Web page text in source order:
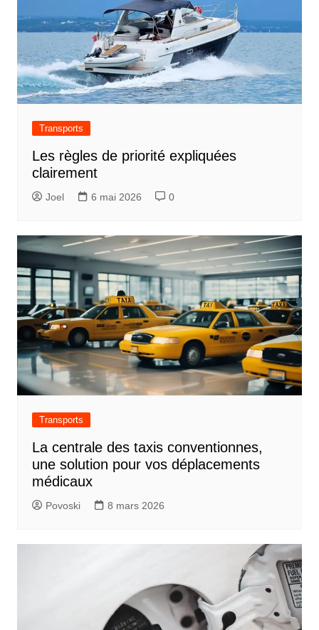
e
Transports
Les règles de priorité expliquées
clairement
Joel 6 mai 2026 0
Transports
La centrale des taxis conventionnes,
une solution pour vos déplacements
médicaux
Povoski 8 mars 2026